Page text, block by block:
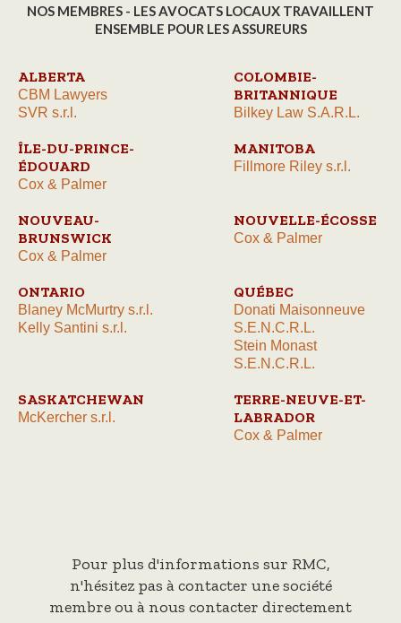
NOS MEMBRES - LES AVOCATS LOCAUX TRAVAILLENT
ENSEMBLE POUR LES ASSUREURS
ALBERTA
CBM Lawyers
SVR s.r.l.
COLOMBIE-
BRITANNIQUE
Bilkey Law S.A.R.L.
ÎLE-DU-PRINCE-
ÉDOUARD
Cox & Palmer
MANITOBA
Fillmore Riley s.r.l.
NOUVEAU-
BRUNSWICK
Cox & Palmer
NOUVELLE-ÉCOSSE
Cox & Palmer
ONTARIO
Blaney McMurtry s.r.l.
Kelly Santini s.r.l.
QUÉBEC
Donati Maisonneuve
S.E.N.C.R.L.
Stein Monast
S.E.N.C.R.L.
SASKATCHEWAN
McKercher s.r.l.
TERRE-NEUVE-ET-
LABRADOR
Cox & Palmer
Pour plus d'informations sur RMC,
n'hésitez pas à contacter une société
membre ou à nous contacter directement